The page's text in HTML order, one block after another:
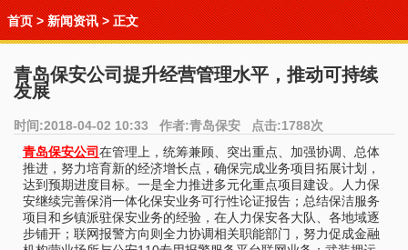
首页>新闻资讯> 正文
青岛保安公司提升经营管理水平，推动可持续
发展
时间:2018-04-02 10:33 作者:青岛保安 点击:1788次
青岛保安公司在管理上，统筹兼顾、突出重点、加强协调、总体
推进，努力培育新的经济增长点，确保完成业务项目拓展计划，
达到预期进度目标。一是全力推进多元化重点项目建设。人力保
安继续完善保消一体化保安业务可行性论证报告；总结保洁服务
项目和乡镇派驻保安业务的经验，在人力保安各大队、各地域逐
步铺开；联网报警方向则全力协调相关职能部门，努力促成金融